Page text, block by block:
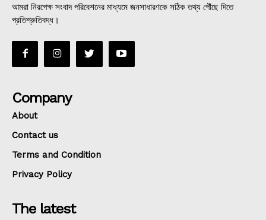
আমরা নিরপেক্ষ সংবাদ পরিবেশনের মাধ্যমে জনসাধারণকে সঠিক তথ্য পৌঁছে দিতে
প্রতিশ্রুতিবদ্ধ।
Company
About
Contact us
Terms and Condition
Privacy Policy
The latest